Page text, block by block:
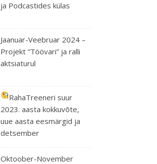
ja Podcastides külas
Jaanuar-Veebruar 2024 –
Projekt “Töövari” ja ralli
aktsiaturul
RahaTreeneri suur
2023. aasta kokkuvõte,
uue aasta eesmärgid ja
detsember
Oktoober-November